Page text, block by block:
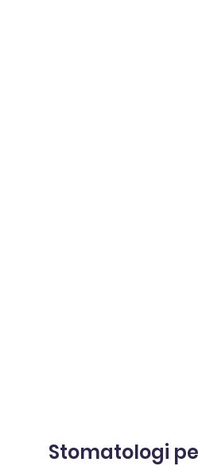
Stomatologi pe